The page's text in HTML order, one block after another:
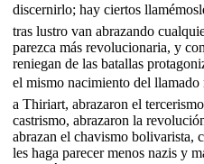
discernirlo; hay ciertos
tras lustro van abrazando
parezca más revolucionaria, y
reniegan de las batallas
el mismo nacimiento del llamado
a Thiriart, abrazaron el
castrismo, abrazaron la
abrazan el chavismo bolivarista,
les haga parecer menos nazis y